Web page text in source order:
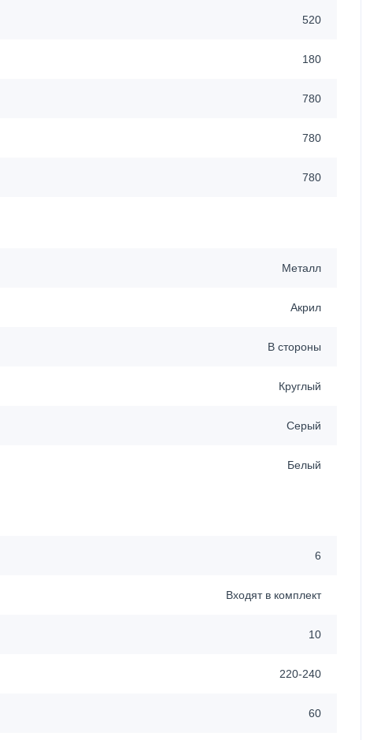
520
180
780
780
780
Металл
Акрил
В стороны
Круглый
Серый
Белый
6
Входят в комплект
10
220-240
60